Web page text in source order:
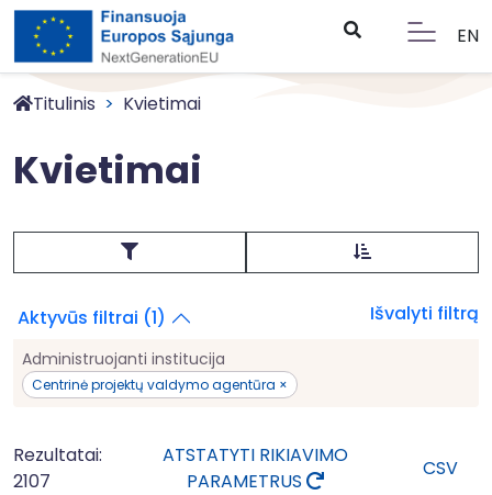
EN
Titulinis Kvietimai
Kvietimai
Aktyvūs filtrai (1) Išvalyti filtrą
Administruojanti institucija
Centrinė projektų valdymo agentūra ×
Rezultatai:
2107
ATSTATYTI RIKIAVIMO
PARAMETRUS
CSV